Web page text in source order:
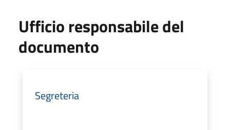
Ufficio responsabile del
documento
Segreteria